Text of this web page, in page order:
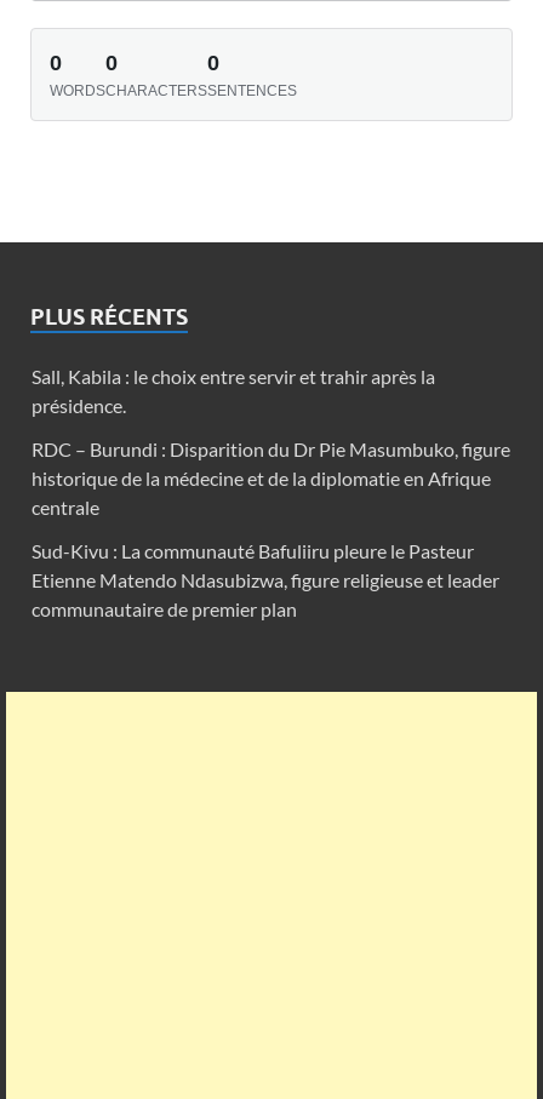
0
WORDS
0
CHARACTERS
0
SENTENCES
PLUS RÉCENTS
Sall, Kabila : le choix entre servir et trahir après la
présidence.
RDC – Burundi : Disparition du Dr Pie Masumbuko, figure
historique de la médecine et de la diplomatie en Afrique
centrale
Sud-Kivu : La communauté Bafuliiru pleure le Pasteur
Etienne Matendo Ndasubizwa, figure religieuse et leader
communautaire de premier plan